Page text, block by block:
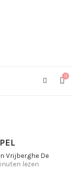
0
Vrijberghe De
lezen